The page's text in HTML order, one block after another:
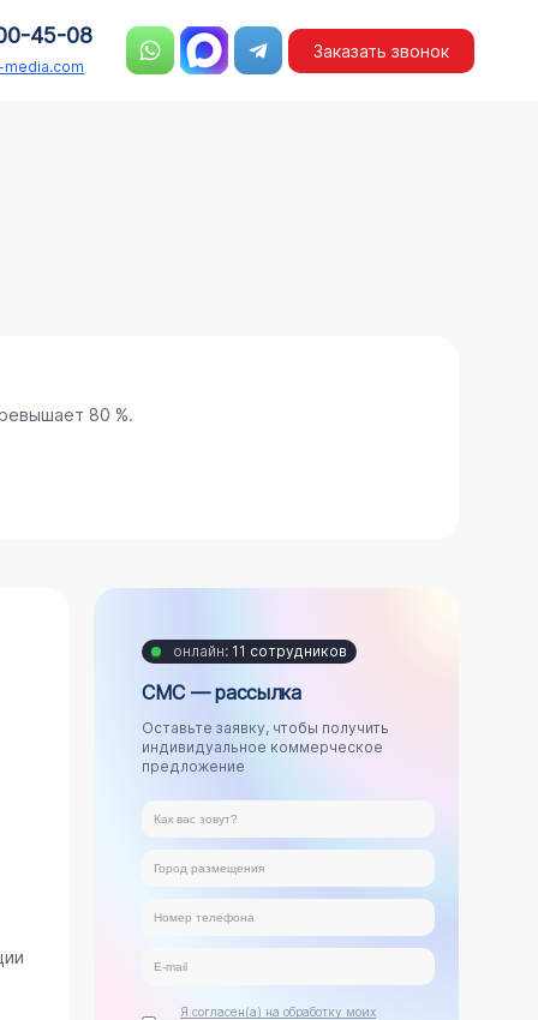
45-08
Заказать звонок
80 %.
онлайн: 11 сотрудников
СМС — рассылка
Оставьте заявку, чтобы получить
индивидуальное коммерческое
предложение
Я согласен(а) на обработку моих